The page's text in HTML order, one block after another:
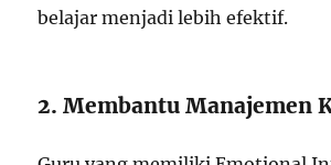
belajar menjadi lebih efektif.
2. Membantu Manajemen